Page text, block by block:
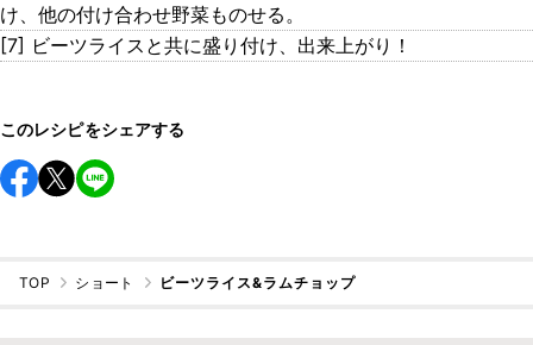
け、他の付け合わせ野菜ものせる。
[7] ビーツライスと共に盛り付け、出来上がり！
このレシピをシェアする
TOP ショート ビーツライス&ラムチョップ